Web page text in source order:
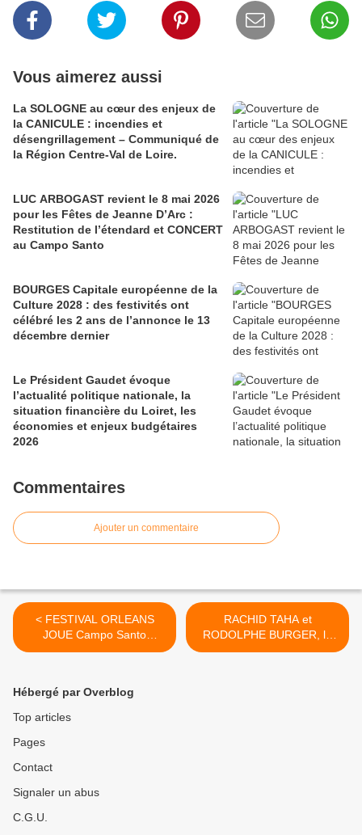
Vous aimerez aussi
La SOLOGNE au cœur des enjeux de
la CANICULE : incendies et
désengrillagement – Communiqué de
la Région Centre-Val de Loire.
LUC ARBOGAST revient le 8 mai 2026
pour les Fêtes de Jeanne D’Arc :
Restitution de l’étendard et CONCERT
au Campo Santo
BOURGES Capitale européenne de la
Culture 2028 : des festivités ont
célébré les 2 ans de l’annonce le 13
décembre dernier
Le Président Gaudet évoque
l’actualité politique nationale, la
situation financière du Loiret, les
économies et enjeux budgétaires
2026
Commentaires
Ajouter un commentaire
< FESTIVAL ORLEANS
JOUE Campo Santo
d'Orléans 12 et 13
RACHID TAHA et
RODOLPHE BURGER, le
COUSCOUS CLAN offre
Hébergé par Overblog
Top articles
Pages
Contact
Signaler un abus
C.G.U.